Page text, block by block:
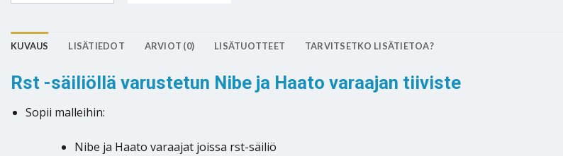
KUVAUS LISÄTIEDOT ARVIOT (0) LISÄTUOTTEET TARVITSETKO LISÄTIETOA?
Rst -säiliöllä varustetun Nibe ja Haato varaajan tiiviste
Sopii malleihin:
Nibe ja Haato varaajat joissa rst-säiliö